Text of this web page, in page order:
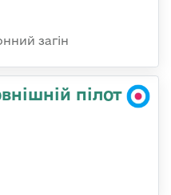
загін
пілот